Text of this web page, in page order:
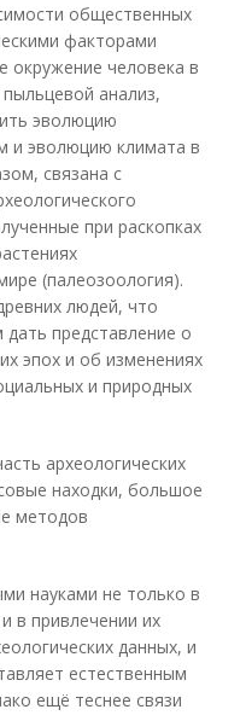
общественных
факторами
окружение человека в
анализ,
эволюцию
и эволюцию климата в
связана с
при раскопках
(палеозоология).
людей, что
представление о
эпох и об изменениях
и природных
археологических
находки, большое
методов
науками не только в
в привлечении их
данных, и
естественным
ещё теснее связи